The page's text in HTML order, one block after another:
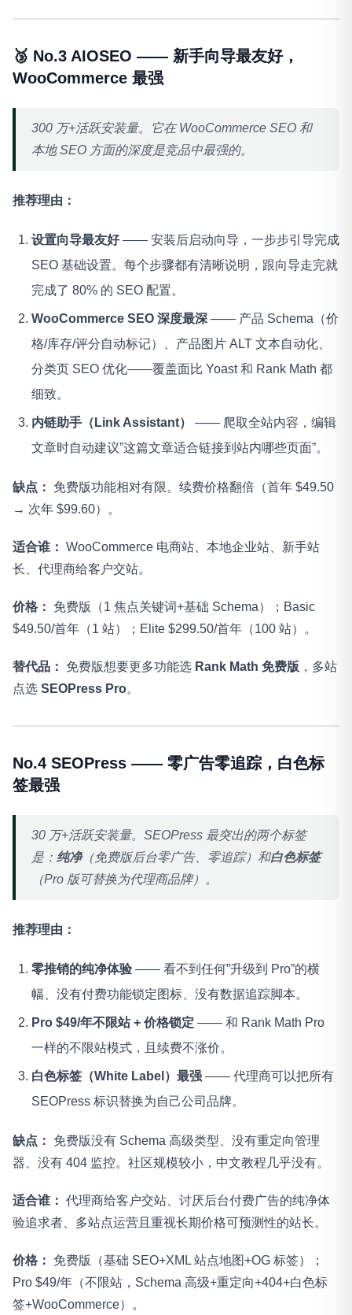
🥉 No.3 AIOSEO —— 新手向导最友好，
WooCommerce 最强
300 万+活跃安装量。它在 WooCommerce SEO 和
本地 SEO 方面的深度是竞品中最强的。
推荐理由：
设置向导最友好—— 安装后启动向导，一步步引导完成
SEO 基础设置。每个步骤都有清晰说明，跟向导走完就
完成了 80% 的 SEO 配置。
WooCommerce SEO 深度最深 —— 产品 Schema（价
格/库存/评分自动标记）、产品图片 ALT 文本自动化、
分类页 SEO 优化——覆盖面比 Yoast 和 Rank Math 都
细致。
内链助手（Link Assistant）
—— 爬取全站内容，编辑
文章时自动建议”这篇文章适合链接到站内哪些页面”。
缺点：
免费版功能相对有限。续费价格翻倍（首年 $49.50
→ 次年 $99.60）。
适合谁： WooCommerce 电商站、本地企业站、新手站
长、代理商给客户交站。
价格：
免费版（1 焦点关键词+基础 Schema）；Basic
$49.50/首年（1 站）；Elite $299.50/首年（100 站）。
替代品： 免费版想要更多功能选 Rank Math 免费版 ，多站
点选 SEOPress Pro。
No.4 SEOPress —— 零广告零追踪，白色标
签最强
30 万+活跃安装量。SEOPress 最突出的两个标签
是： 纯净（免费版后台零广告、零追踪）和白色标签
（Pro 版可替换为代理商品牌）。
推荐理由：
零推销的纯净体验 —— 看不到任何”升级到 Pro”的横
幅、没有付费功能锁定图标、没有数据追踪脚本。
Pro $49/年不限站 + 价格锁定 —— 和 Rank Math Pro
一样的不限站模式，且续费不涨价。
白色标签（White Label）最强 —— 代理商可以把所有
SEOPress 标识替换为自己公司品牌。
缺点：
免费版没有 Schema 高级类型、没有重定向管理
器、没有 404 监控。社区规模较小，中文教程几乎没有。
适合谁： 代理商给客户交站、讨厌后台付费广告的纯净体
验追求者、多站点运营且重视长期价格可预测性的站长。
价格：
免费版（基础 SEO+XML 站点地图+OG 标签）；
Pro $49/年（不限站，Schema 高级+重定向+404+白色标
签+WooCommerce）。